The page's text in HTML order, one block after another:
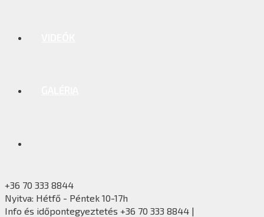
+36 70 333 8844
Nyitva: Hétfő - Péntek 10-17h
Info és időpontegyeztetés +36 70 333 8844 |